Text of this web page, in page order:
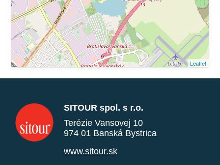
Leaflet
SITOUR spol. s r.o.
Terézie Vansovej 10
974 01 Banská Bystrica
www.sitour.sk